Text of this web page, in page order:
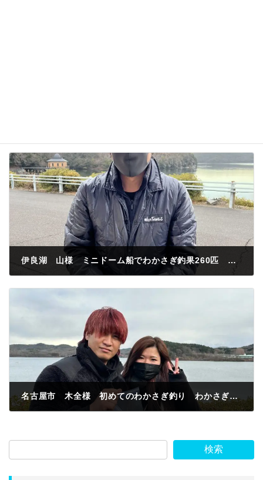
伊良湖 山様 ミニドーム船でわかさぎ釣果260匹 余裕で簡単だぜ👍
名古屋市 木全様 初めてのわかさぎ釣り わかさぎ釣果17匹😁
検索